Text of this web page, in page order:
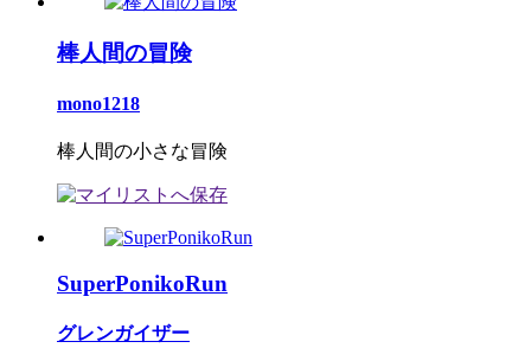
棒人間の冒険
mono1218
棒人間の小さな冒険
SuperPonikoRun
グレンガイザー